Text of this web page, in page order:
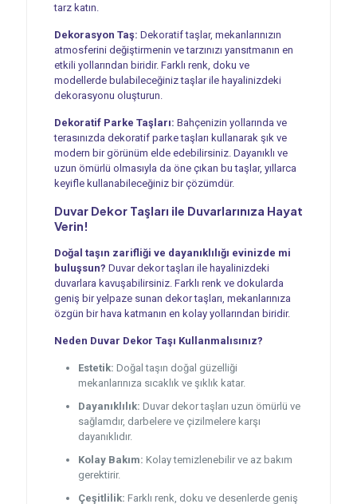
tarz katın.
Dekorasyon Taş: Dekoratif taşlar, mekanlarınızın
atmosferini değiştirmenin ve tarzınızı yansıtmanın en
etkili yollarından biridir. Farklı renk, doku ve
modellerde bulabileceğiniz taşlar ile hayalinizdeki
dekorasyonu oluşturun.
Dekoratif Parke Taşları: Bahçenizin yollarında ve
terasınızda dekoratif parke taşları kullanarak şık ve
modern bir görünüm elde edebilirsiniz. Dayanıklı ve
uzun ömürlü olmasıyla da öne çıkan bu taşlar, yıllarca
keyifle kullanabileceğiniz bir çözümdür.
Duvar Dekor Taşları ile Duvarlarınıza Hayat
Verin!
Doğal taşın zarifliği ve dayanıklılığı evinizde mi
buluşsun? Duvar dekor taşları ile hayalinizdeki
duvarlara kavuşabilirsiniz. Farklı renk ve dokularda
geniş bir yelpaze sunan dekor taşları, mekanlarınıza
özgün bir hava katmanın en kolay yollarından biridir.
Neden Duvar Dekor Taşı Kullanmalısınız?
Estetik: Doğal taşın doğal güzelliği
mekanlarınıza sıcaklık ve şıklık katar.
Dayanıklılık: Duvar dekor taşları uzun ömürlü ve
sağlamdır, darbelere ve çizilmelere karşı
dayanıklıdır.
Kolay Bakım: Kolay temizlenebilir ve az bakım
gerektirir.
Çeşitlilik: Farklı renk, doku ve desenlerde geniş